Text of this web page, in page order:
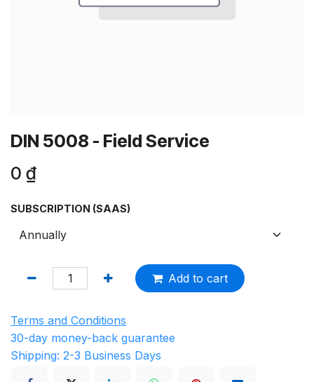
DIN 5008 - Field Service
0 ₫
SUBSCRIPTION (SAAS)
Add to cart
Terms and Conditions
30-day money-back guarantee
Shipping: 2-3 Business Days